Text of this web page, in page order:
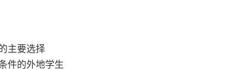
主要选择
件的外地学生